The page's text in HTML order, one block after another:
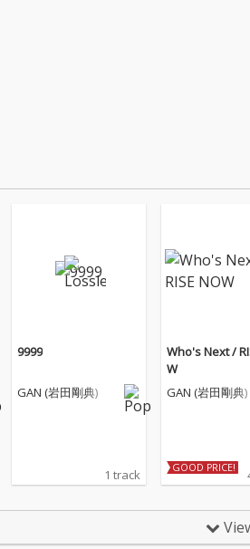
9999
GAN (岩田剛典)
1 track
Who's Next /
W
GAN (岩田剛典)
GOOD PRICE!